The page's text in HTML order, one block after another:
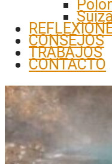
CONSEJOS
TRABAJOS
CONTACTO